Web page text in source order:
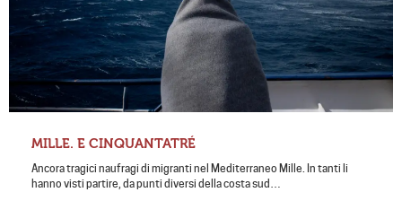
MILLE. E CINQUANTATRÉ
Ancora tragici naufragi di migranti nel Mediterraneo Mille. In tanti li
hanno visti partire, da punti diversi della costa sud…